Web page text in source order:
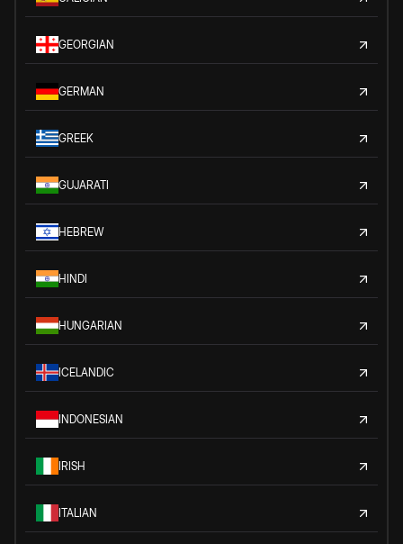
GEORGIAN
GERMAN
GREEK
GUJARATI
HEBREW
HINDI
HUNGARIAN
ICELANDIC
INDONESIAN
IRISH
ITALIAN